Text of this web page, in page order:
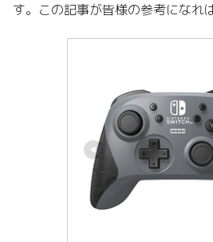
す。この記事が皆様の参考になれ